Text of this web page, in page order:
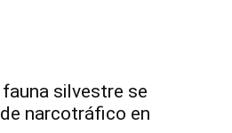
silvestre se
narcotráfico en